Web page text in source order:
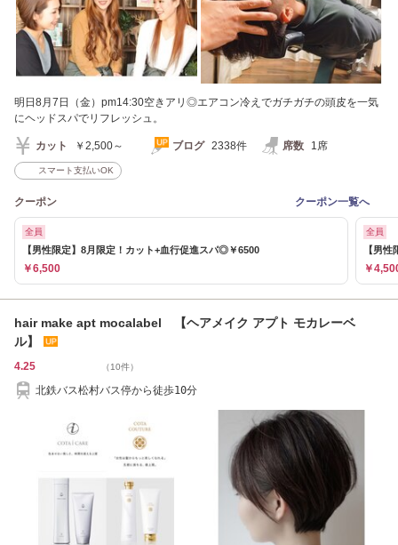
明日8月7日（金）pm14:30空きアリ◎エアコン冷えでガチガチの頭皮を一気
にヘッドスパでリフレッシュ。
カット ￥2,500～ ブログ 2338件 席数 1席
スマート支払いOK
クーポン クーポン一覧へ
全員
【男性限定】8月限定！カット+血行促進スパ◎￥6500
￥6,500
全員
【男
￥
hair make apt mocalabel 【ヘアメイク アプト モカレーベ
ル】
4.25 （10件）
北鉄バス松村バス停から徒歩10分